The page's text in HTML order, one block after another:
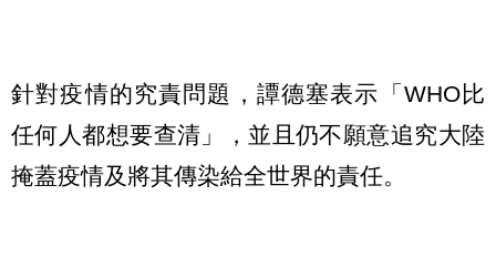
針對疫情的究責問題，譚德塞表示「WHO比
任何人都想要查清」，並且仍不願意追究大陸
掩蓋疫情及將其傳染給全世界的責任。